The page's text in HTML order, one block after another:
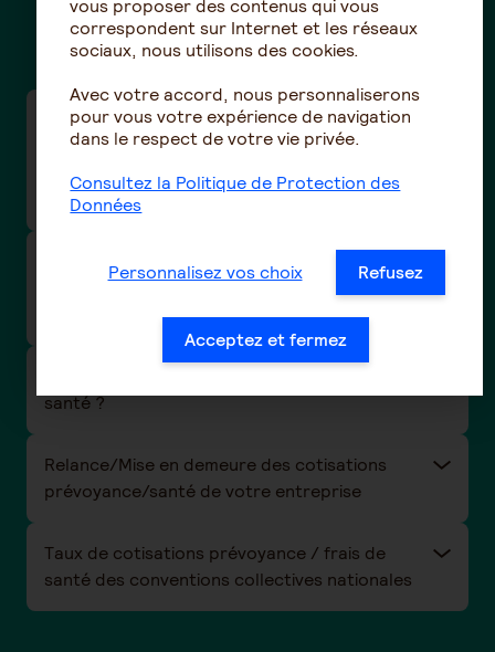
Des questions ?
Taux de cotisations frais de santé de la
convention collective de la Boucherie-
charcuterie / Boucherie hippophagique (n°3101
- IDCC 992)
Taux de cotisations prévoyance et santé de la
convention collective nationale Eclat
(Animation) -(N°3246 - IDCC 1518)
santé ?
Relance/Mise en demeure des cotisations
prévoyance/santé de votre entreprise
Taux de cotisations prévoyance / frais de
santé des conventions collectives nationales
vous proposer des contenus qui vous
correspondent sur Internet et les réseaux
sociaux, nous utilisons des cookies.
Avec votre accord, nous personnaliserons
pour vous votre expérience de navigation
dans le respect de votre vie privée.
Consultez la Politique de Protection des
Données
Personnalisez vos choix Refusez
Acceptez et fermez